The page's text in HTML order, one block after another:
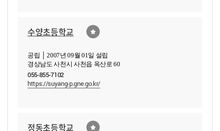
수양초등학교
공립 │ 2007년 09월 01일 설립
경상남도 사천시 사천읍 옥산로 60
055-855-7102
https://suyang-p.gne.go.kr/
정동초등학교